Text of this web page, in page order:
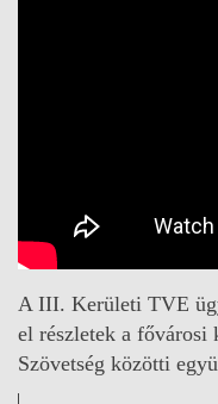
A III. Kerületi TVE
el részletek a
Szövetség közötti